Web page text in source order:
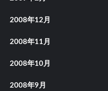
2008年12月
2008年11月
2008年10月
2008年9月